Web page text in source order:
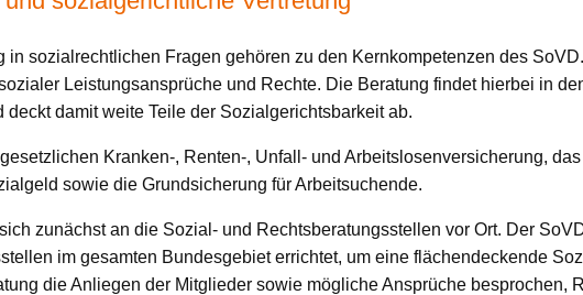
in sozialrechtlichen Fragen gehören zu den Kernkompetenzen des
Leistungsansprüche und Rechte. Die Beratung findet hierbei in
damit weite Teile der Sozialgerichtsbarkeit ab.
Kranken-, Renten-, Unfall- und Arbeitslosenversicherung,
sowie die Grundsicherung für Arbeitsuchende.
zunächst an die Sozial- und Rechtsberatungsstellen vor Ort. Der
im gesamten Bundesgebiet errichtet, um eine flächendeckende
die Anliegen der Mitglieder sowie mögliche Ansprüche besprochen,